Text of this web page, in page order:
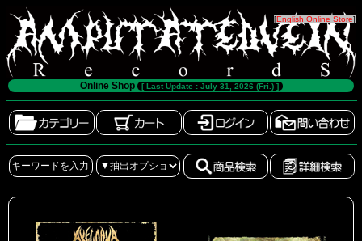
[English Online Store]
Online Shop [ Last Update : July 31, 2026 (Fri.) ]